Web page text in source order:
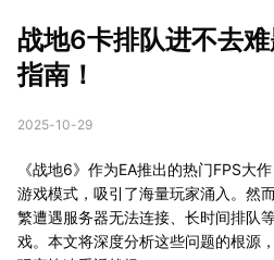
战地6卡排队进不去
指南！
2025-10-29
《战地6》作为EA推出的热门FPS大
游戏模式，吸引了海量玩家涌入。然
繁遭遇服务器无法连接、长时间排队
戏。本文将深度分析这些问题的根源